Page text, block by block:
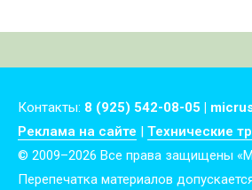
Контакты: 8 (925) 542-08-05 |
Реклама на сайте | Технические
© 2009–2026 Все права защищены
Перепечатка материалов